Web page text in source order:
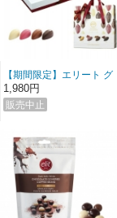
【期間限定】エリート グ
ルメコレクションチョコ
レート (バック付き)
1,980円